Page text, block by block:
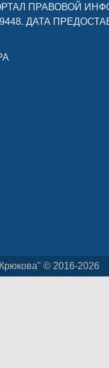
ПРАВОВОЙ
ДАТА
© 2016-2026